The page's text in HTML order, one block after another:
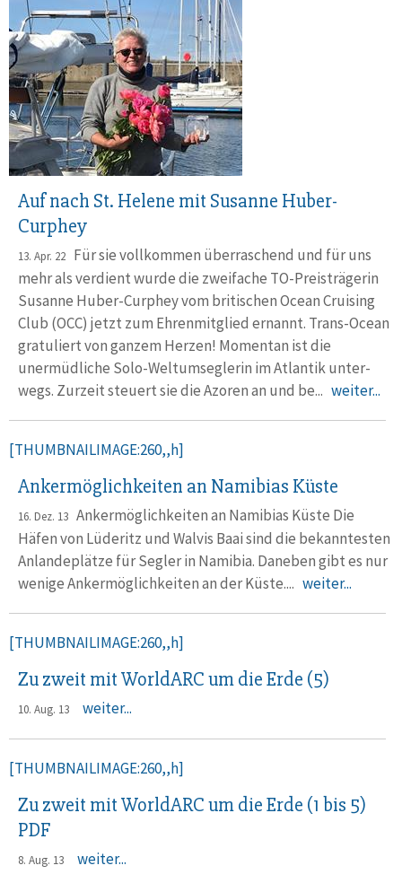
Auf nach St. Helene mit Susanne Huber-
Curphey
13. Apr. 22 Für sie vollkommen überraschend und für uns
mehr als verdient wurde die zwei­fache TO-Preis­trägerin
Susanne Huber-Curphey vom briti­schen Ocean Cruising
Club (OCC) jetzt zum Ehren­mitglied ernannt. Trans-Ocean
gratuliert von ganzem Herzen! Momentan ist die
unermüdliche Solo-Welt­umseg­lerin im Atlantik unter­
wegs. Zurzeit steuert sie die Azoren an und be... weiter...
[THUMBNAILIMAGE:260,,h]
Ankermöglichkeiten an Namibias Küste
16. Dez. 13 Ankermöglichkeiten an Namibias Küste Die
Häfen von Lüderitz und Walvis Baai sind die bekanntesten
Anlandeplätze für Segler in Namibia. Daneben gibt es nur
wenige Ankermöglichkeiten an der Küste.... weiter...
[THUMBNAILIMAGE:260,,h]
Zu zweit mit WorldARC um die Erde (5)
10. Aug. 13 weiter...
[THUMBNAILIMAGE:260,,h]
Zu zweit mit WorldARC um die Erde (1 bis 5)
PDF
8. Aug. 13 weiter...